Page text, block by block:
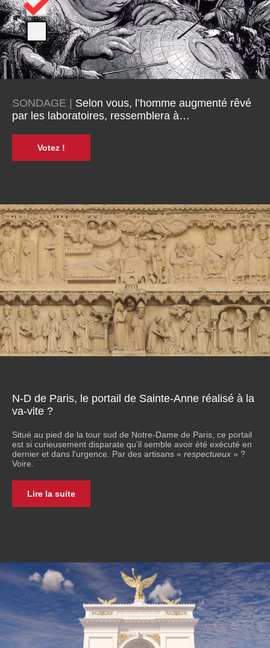
SONDAGE |
Selon vous, l’homme augmenté rêvé
par les laboratoires, ressemblera à…
Votez !
N-D de Paris, le portail de Sainte-Anne réalisé à la
va-vite ?
Situé au pied de la tour sud de Notre-Dame de Paris, ce portail
est si curieusement disparate qu’il semble avoir été exécuté en
dernier et dans l'urgence. Par des artisans « respectueux » ?
Voire.
Lire la suite